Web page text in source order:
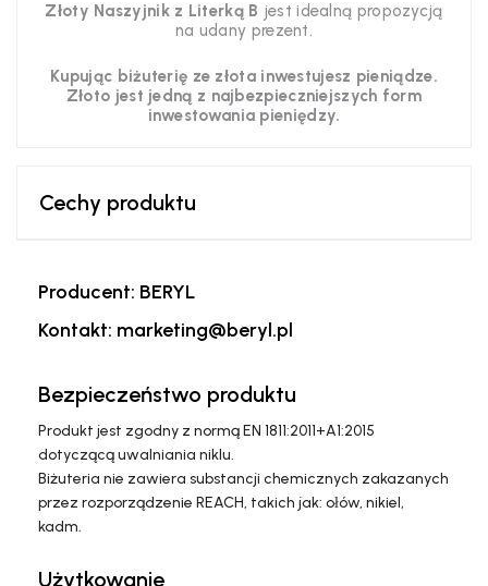
Złoty Naszyjnik z Literką B jest idealną propozycją
na udany prezent.
Kupując biżuterię ze złota inwestujesz pieniądze.
Złoto jest jedną z najbezpieczniejszych form
inwestowania pieniędzy.
Cechy produktu
Producent: BERYL
Kontakt: marketing@beryl.pl
Bezpieczeństwo produktu
Produkt jest zgodny z normą EN 1811:2011+A1:2015
dotyczącą uwalniania niklu.
Biżuteria nie zawiera substancji chemicznych zakazanych
przez rozporządzenie REACH, takich jak: ołów, nikiel,
kadm.
Użytkowanie